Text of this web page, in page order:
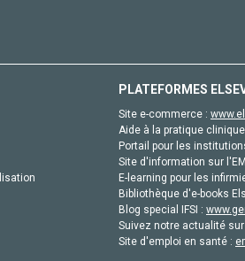
PLATEFORMES
Site e-commerce :
Aide à la pratique
Portail pour les
Site d'information sur
E-learning pour les
Bibliothèque d'e-books
Blog special IFSI :
Suivez notre actualité
Site d'emploi en santé :